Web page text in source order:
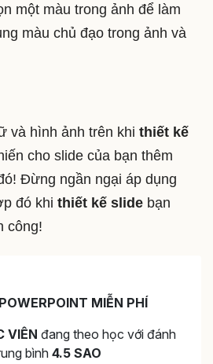
một màu trong ảnh để làm
màu chủ đạo trong ảnh và
và hình ảnh trên khi thiết kế
cho slide của bạn thêm
Đừng ngần ngại áp dụng
đó khi thiết kế slide bạn
công!
MIỄN PHÍ
VIÊN đang theo học với đánh
bình4.5 SAO